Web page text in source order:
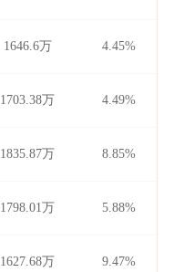
1646.6万 4.45%
1703.38万 4.49%
1835.87万 8.85%
1798.01万 5.88%
1627.68万 9.47%